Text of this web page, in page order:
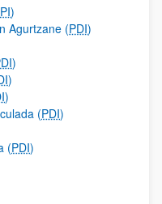
PI)
Agurtzane (PDI)
)
)
)
(PDI)
(PDI)